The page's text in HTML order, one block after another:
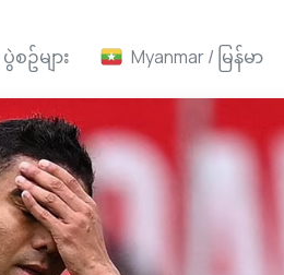
ပွဲစဥ်များ Myanmar / မြန်မာ